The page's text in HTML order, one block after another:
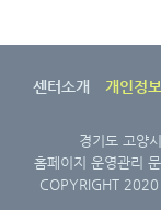
센터소개 개인정
경기도 고양
홈페이지 운영관리
COPYRIGHT 2020